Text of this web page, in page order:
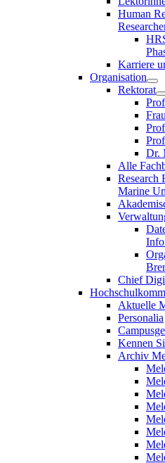
Human
Karriere
Organisation
Rektorat
Dr.
Alle
Marine
Chief
Aktuelle
Personalia
Kennen
Archiv